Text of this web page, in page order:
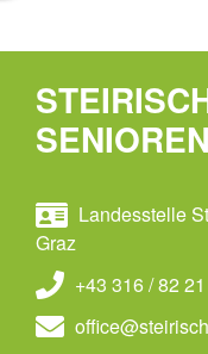
Landesstelle
Graz
+43 316 / 82